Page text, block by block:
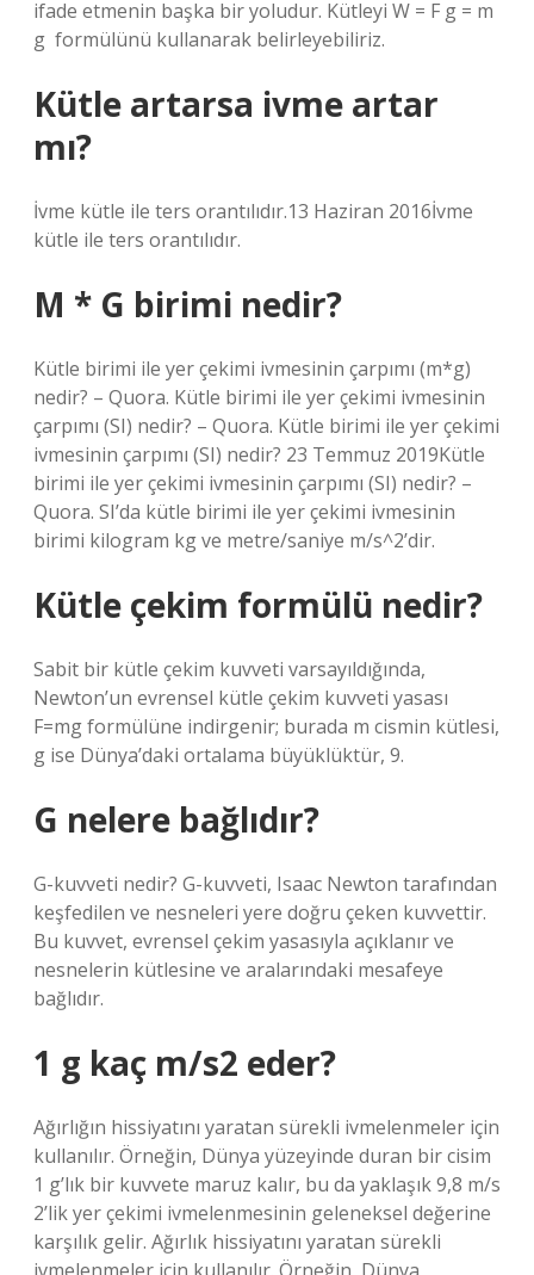
ifade etmenin başka bir yoludur. Kütleyi W = F g = m
g ‍ formülünü kullanarak belirleyebiliriz.
Kütle artarsa ivme artar
mı?
İvme kütle ile ters orantılıdır.13 Haziran 2016İvme
kütle ile ters orantılıdır.
M * G birimi nedir?
Kütle birimi ile yer çekimi ivmesinin çarpımı (m*g)
nedir? – Quora. Kütle birimi ile yer çekimi ivmesinin
çarpımı (SI) nedir? – Quora. Kütle birimi ile yer çekimi
ivmesinin çarpımı (SI) nedir? 23 Temmuz 2019Kütle
birimi ile yer çekimi ivmesinin çarpımı (SI) nedir? –
Quora. SI’da kütle birimi ile yer çekimi ivmesinin
birimi kilogram kg ve metre/saniye m/s^2’dir.
Kütle çekim formülü nedir?
Sabit bir kütle çekim kuvveti varsayıldığında,
Newton’un evrensel kütle çekim kuvveti yasası
F=mg formülüne indirgenir; burada m cismin kütlesi,
g ise Dünya’daki ortalama büyüklüktür, 9.
G nelere bağlıdır?
G-kuvveti nedir? G-kuvveti, Isaac Newton tarafından
keşfedilen ve nesneleri yere doğru çeken kuvvettir.
Bu kuvvet, evrensel çekim yasasıyla açıklanır ve
nesnelerin kütlesine ve aralarındaki mesafeye
bağlıdır.
1 g kaç m/s2 eder?
Ağırlığın hissiyatını yaratan sürekli ivmelenmeler için
kullanılır. Örneğin, Dünya yüzeyinde duran bir cisim
1 g’lık bir kuvvete maruz kalır, bu da yaklaşık 9,8 m/s
2’lik yer çekimi ivmelenmesinin geleneksel değerine
karşılık gelir. Ağırlık hissiyatını yaratan sürekli